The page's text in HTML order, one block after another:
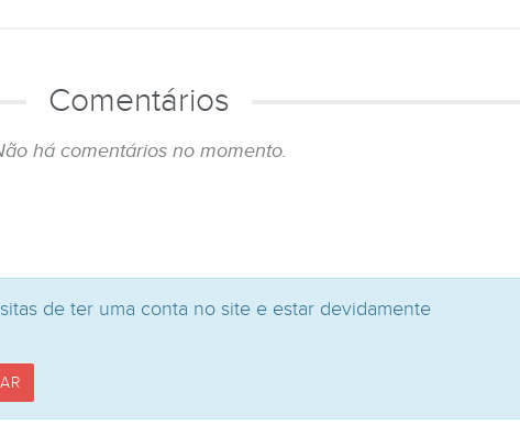
Comentários
há comentários no momento.
de ter uma conta no site e estar devidamente